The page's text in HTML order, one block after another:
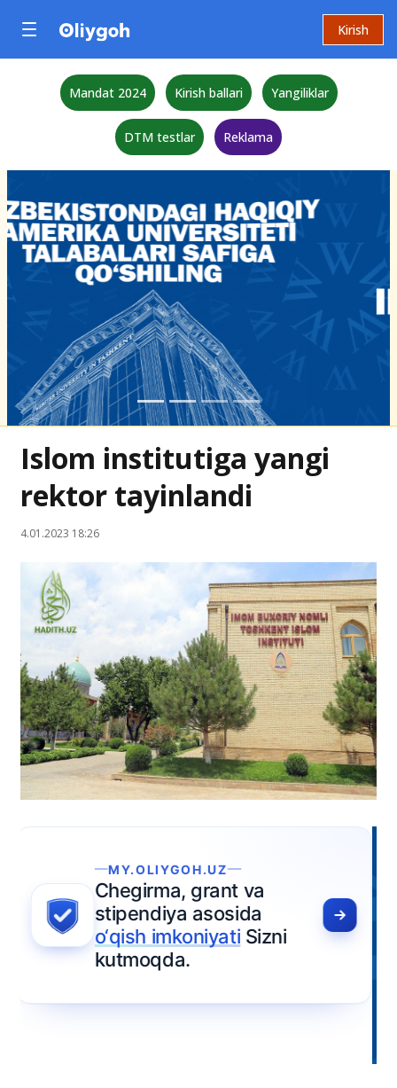
Kirish
Mandat 2024 Kirish ballari Yangiliklar
DTM testlar Reklama
Islom institutiga yangi
rektor tayinlandi
4.01.2023 18:26